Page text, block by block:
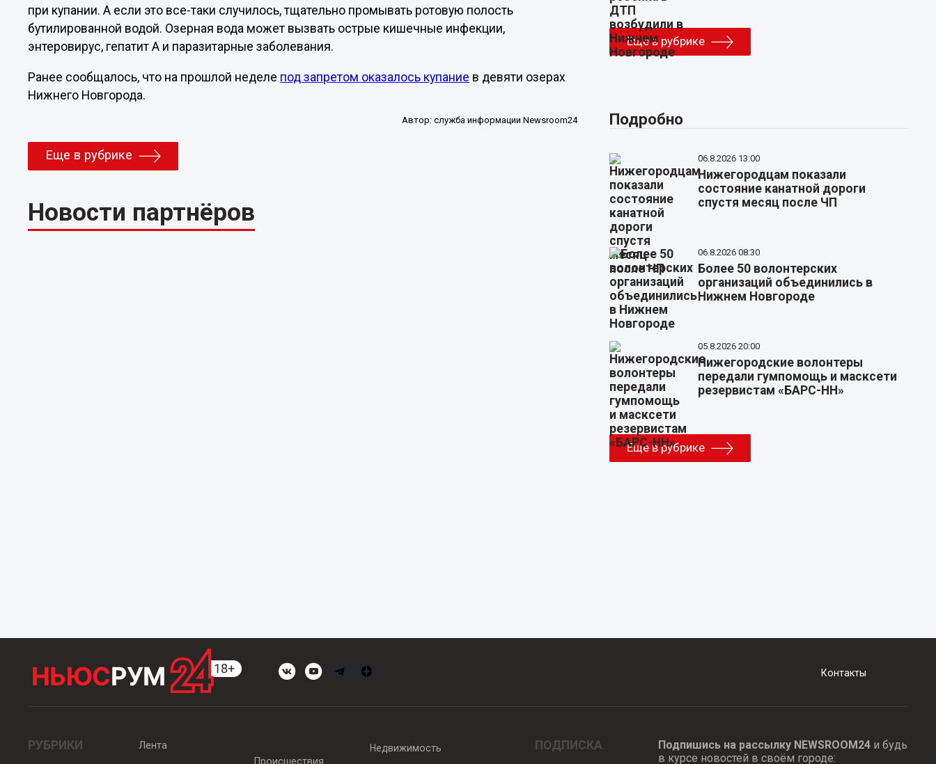
при купании. А если это все-таки случилось, тщательно промывать ротовую полость
бутилированной водой. Озерная вода может вызвать острые кишечные инфекции,
энтеровирус, гепатит А и паразитарные заболевания.
Ранее сообщалось, что на прошлой неделе под запретом оказалось купание в девяти озерах
Нижнего Новгорода.
Автор: служба информации Newsroom24
Еще в рубрике
Новости партнёров
Еще в рубрике
Подробно
06.8.2026 13:00
Нижегородцам показали
состояние канатной дороги
спустя месяц после ЧП
06.8.2026 08:30
Более 50 волонтерских
организаций объединились в
Нижнем Новгороде
05.8.2026 20:00
Нижегородские волонтеры
передали гумпомощь и масксети
резервистам «БАРС-НН»
Еще в рубрике
Контакты
РУБРИКИ
Лента
Происшествия
Недвижимость ПОДПИСКА Подпишись на рассылку NEWSROOM24и будь
в курсе новостей в своём городе: